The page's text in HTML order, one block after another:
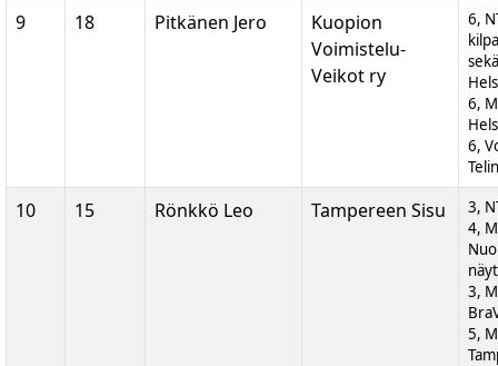
9 18 Pitkänen Jero
Kuopion
Voimistelu-
Veikot ry
6,
6,
6,
10 15 Rönkkö Leo Tampereen Sisu
3,
4,
3,
5,